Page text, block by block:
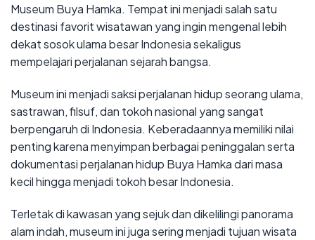
Museum Buya Hamka. Tempat ini menjadi salah satu
destinasi favorit wisatawan yang ingin mengenal lebih
dekat sosok ulama besar Indonesia sekaligus
mempelajari perjalanan sejarah bangsa.
Museum ini menjadi saksi perjalanan hidup seorang ulama,
sastrawan, filsuf, dan tokoh nasional yang sangat
berpengaruh di Indonesia. Keberadaannya memiliki nilai
penting karena menyimpan berbagai peninggalan serta
dokumentasi perjalanan hidup Buya Hamka dari masa
kecil hingga menjadi tokoh besar Indonesia.
Terletak di kawasan yang sejuk dan dikelilingi panorama
alam indah, museum ini juga sering menjadi tujuan wisata